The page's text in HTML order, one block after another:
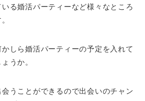
る婚活パーティーなど様々なところ
しら婚活パーティーの予定を入れて
うか。
うことができるので出会いのチャン